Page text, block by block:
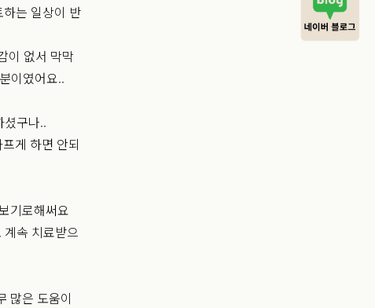
는 일상이 반
이 없서 막막
이였어요..
구나..
게 하면 안되
기로해써요
속 치료받으
많은 도움이